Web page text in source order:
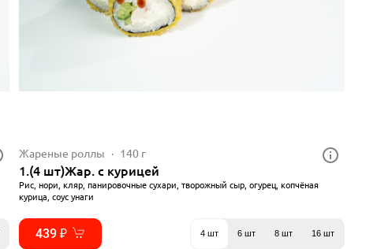
Жареные роллы 140 г
1.(4 шт)Жар. с курицей
Рис, нори, кляр, панировочные сухари, творожный сыр, огурец, копчёная
курица, соус унаги
439 ₽ 4 шт 6 шт 8 шт 16 шт